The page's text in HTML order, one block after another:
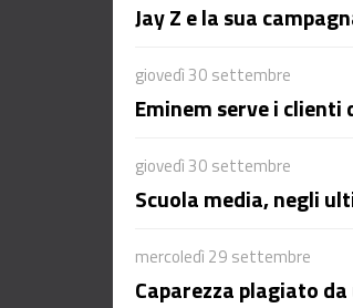
Jay Z e la sua
giovedì 30 settembre
Eminem serve i clienti
giovedì 30 settembre
Scuola media, negli
mercoledì 29 settembre
Caparezza plagiato